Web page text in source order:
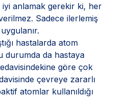
iyi anlamak gerekir ki, her
Sadece ilerlemiş
hastalarda atom
durumda da hastaya
göre çok
çevreye zararlı
atomlar kullanıldığı